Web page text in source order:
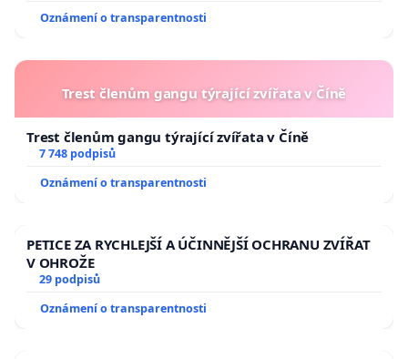
Oznámení o transparentnosti
Trest členům gangu týrající zvířata v Číně
Trest členům gangu týrající zvířata v Číně
7 748 podpisů
Oznámení o transparentnosti
PETICE ZA RYCHLEJŠÍ A ÚČINNĚJŠÍ OCHRANU ZVÍŘAT
V OHROŽE
29 podpisů
Oznámení o transparentnosti